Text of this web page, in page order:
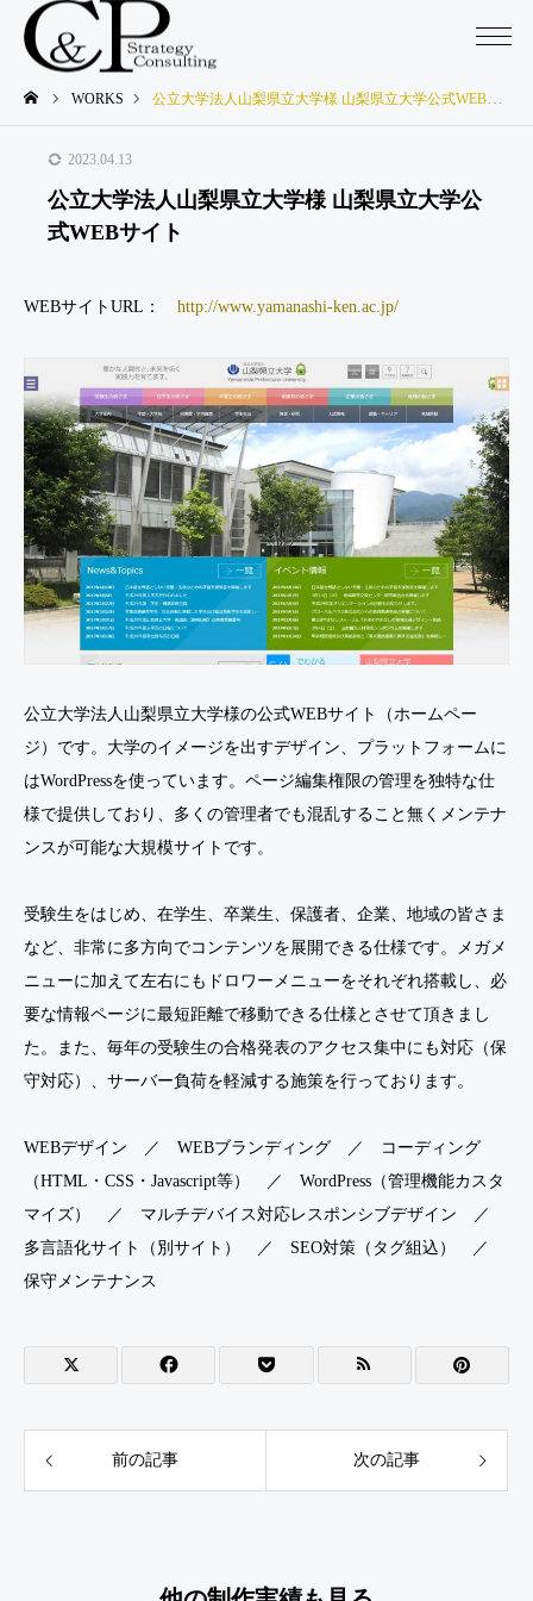
WORKS 公立大学法人山梨県立大学様 山梨県立大学公式WEBサイト
2023.04.13
公立大学法人山梨県立大学様 山梨県立大学公
式WEBサイト
WEBサイトURL： http://www.yamanashi-ken.ac.jp/
公立大学法人山梨県立大学様の公式WEBサイト（ホームペー
ジ）です。大学のイメージを出すデザイン、プラットフォームに
はWordPressを使っています。ページ編集権限の管理を独特な仕
様で提供しており、多くの管理者でも混乱すること無くメンテナ
ンスが可能な大規模サイトです。
受験生をはじめ、在学生、卒業生、保護者、企業、地域の皆さま
など、非常に多方向でコンテンツを展開できる仕様です。メガメ
ニューに加えて左右にもドロワーメニューをそれぞれ搭載し、必
要な情報ページに最短距離で移動できる仕様とさせて頂きまし
た。また、毎年の受験生の合格発表のアクセス集中にも対応（保
守対応）、サーバー負荷を軽減する施策を行っております。
WEBデザイン ／ WEBブランディング ／ コーディング
（HTML・CSS・Javascript等） ／ WordPress（管理機能カスタ
マイズ） ／ マルチデバイス対応レスポンシブデザイン ／
多言語化サイト（別サイト） ／ SEO対策（タグ組込） ／
保守メンテナンス
前の記事 次の記事